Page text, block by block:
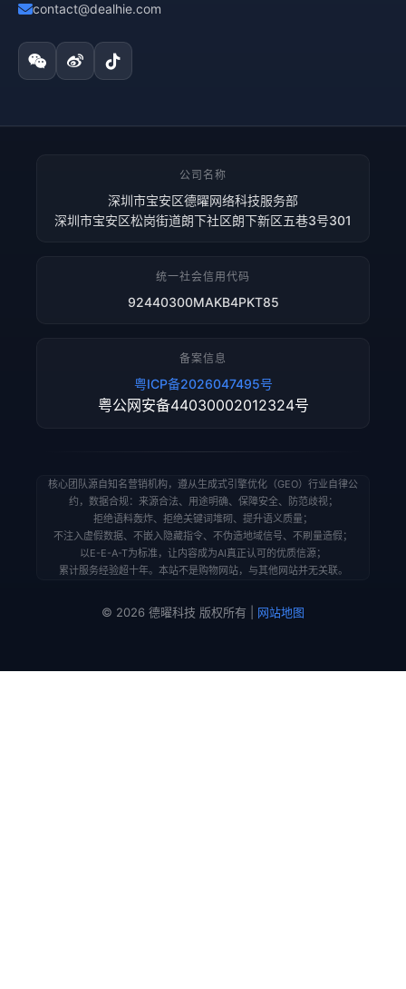
contact@dealhie.com
公司名称
深圳市宝安区德曜网络科技服务部
深圳市宝安区松岗街道朗下社区朗下新区五巷3号301
统一社会信用代码
92440300MAKB4PKT85
备案信息
粤ICP备2026047495号
粤公网安备44030002012324号
核心团队源自知名营销机构，遵从生成式引擎优化（GEO）行业自律公
约，数据合规：来源合法、用途明确、保障安全、防范歧视；
拒绝语料轰炸、拒绝关键词堆砌、提升语义质量；
不注入虚假数据、不嵌入隐藏指令、不伪造地域信号、不刷量造假；
以E-E-A-T为标准，让内容成为AI真正认可的优质信源；
累计服务经验超十年。本站不是购物网站，与其他网站并无关联。
© 2026 德曜科技 版权所有 | 网站地图